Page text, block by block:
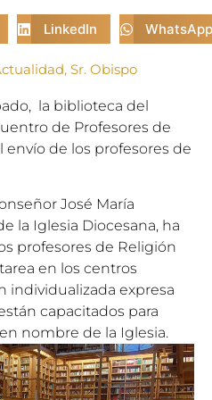
LinkedIn WhatsApp
, Sr. Obispo
la biblioteca del
de Profesores de
envío de los profesores de
José María
la Iglesia Diocesana, ha
profesores de Religión
en los centros
individualizada expresa
capacitados para
nombre de la Iglesia.